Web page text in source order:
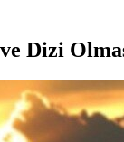
Dizi